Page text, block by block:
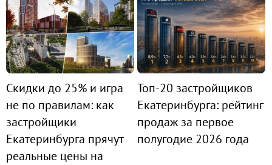
Скидки до 25% и игра
не по правилам: как
застройщики
Екатеринбурга прячут
реальные цены на
Топ-20 застройщиков
Екатеринбурга: рейтинг
продаж за первое
полугодие 2026 года